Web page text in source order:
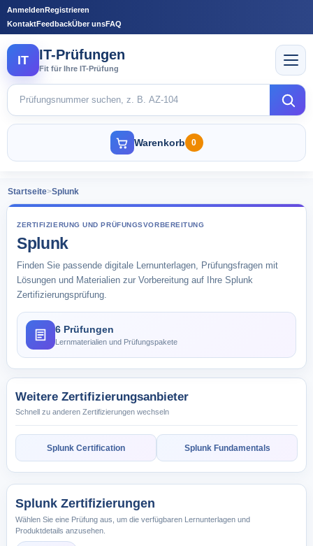
AnmeldenRegistrieren
KontaktFeedbackÜber unsFAQ
IT IT-Prüfungen
Fit für Ihre IT-Prüfung
Warenkorb 0
Startseite>Splunk
ZERTIFIZIERUNG UND PRÜFUNGSVORBEREITUNG
Splunk
Finden Sie passende digitale Lernunterlagen, Prüfungsfragen mit
Lösungen und Materialien zur Vorbereitung auf Ihre Splunk
Zertifizierungsprüfung.
6 Prüfungen
Lernmaterialien und Prüfungspakete
Weitere Zertifizierungsanbieter
Schnell zu anderen Zertifizierungen wechseln
Splunk Certification Splunk Fundamentals
Splunk Zertifizierungen
Wählen Sie eine Prüfung aus, um die verfügbaren Lernunterlagen und
Produktdetails anzusehen.